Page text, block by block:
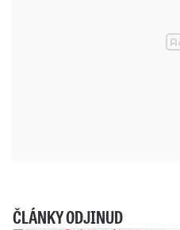
ČLÁNKY ODJINUD